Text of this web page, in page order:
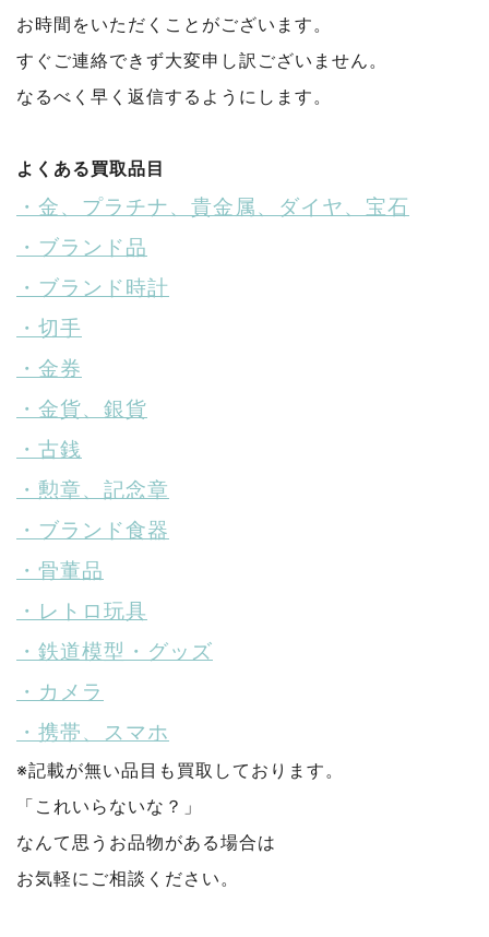
お時間をいただくことがございます。
すぐご連絡できず大変申し訳ございません。
なるべく早く返信するようにします。
よくある買取品目
・金、プラチナ、貴金属、ダイヤ、宝石
・ブランド品
・ブランド時計
・切手
・金券
・金貨、銀貨
・古銭
・勲章、記念章
・ブランド食器
・骨董品
・レトロ玩具
・鉄道模型・グッズ
・カメラ
・携帯、スマホ
※記載が無い品目も買取しております。
「これいらないな？」
なんて思うお品物がある場合は
お気軽にご相談ください。